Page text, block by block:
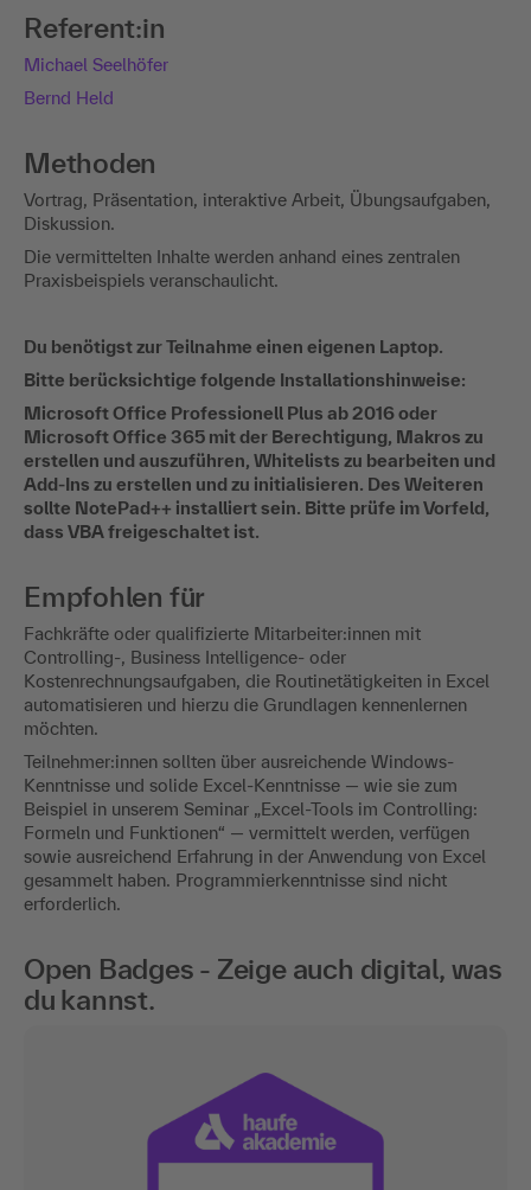
Referent:in
Michael Seelhöfer
Bernd Held
Methoden
Vortrag, Präsentation, interaktive Arbeit, Übungsaufgaben,
Diskussion.
Die vermittelten Inhalte werden anhand eines zentralen
Praxisbeispiels veranschaulicht.
Du benötigst zur Teilnahme einen eigenen Laptop.
Bitte berücksichtige folgende Installationshinweise:
Microsoft Office Professionell Plus ab 2016 oder
Microsoft Office 365 mit der Berechtigung, Makros zu
erstellen und auszuführen, Whitelists zu bearbeiten und
Add-Ins zu erstellen und zu initialisieren. Des Weiteren
sollte NotePad++ installiert sein. Bitte prüfe im Vorfeld,
dass VBA freigeschaltet ist.
Empfohlen für
Fachkräfte oder qualifizierte Mitarbeiter:innen mit
Controlling-, Business Intelligence- oder
Kostenrechnungsaufgaben, die Routinetätigkeiten in Excel
automatisieren und hierzu die Grundlagen kennenlernen
möchten.
Teilnehmer:innen sollten über ausreichende Windows-
Kenntnisse und solide Excel-Kenntnisse — wie sie zum
Beispiel in unserem Seminar „Excel-Tools im Controlling:
Formeln und Funktionen“ — vermittelt werden, verfügen
sowie ausreichend Erfahrung in der Anwendung von Excel
gesammelt haben. Program­mierkenntnisse sind nicht
erforderlich.
Open Badges - Zeige auch digital, was
du kannst.